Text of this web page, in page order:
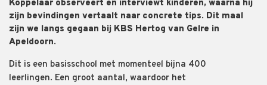
Koppelaar observeert en interviewt kinderen, waarna hij
zijn bevindingen vertaalt naar concrete tips. Dit maal
zijn we langs gegaan bij KBS Hertog van Gelre in
Apeldoorn.
Dit is een basisschool met momenteel bijna 400
leerlingen. Een groot aantal, waardoor het